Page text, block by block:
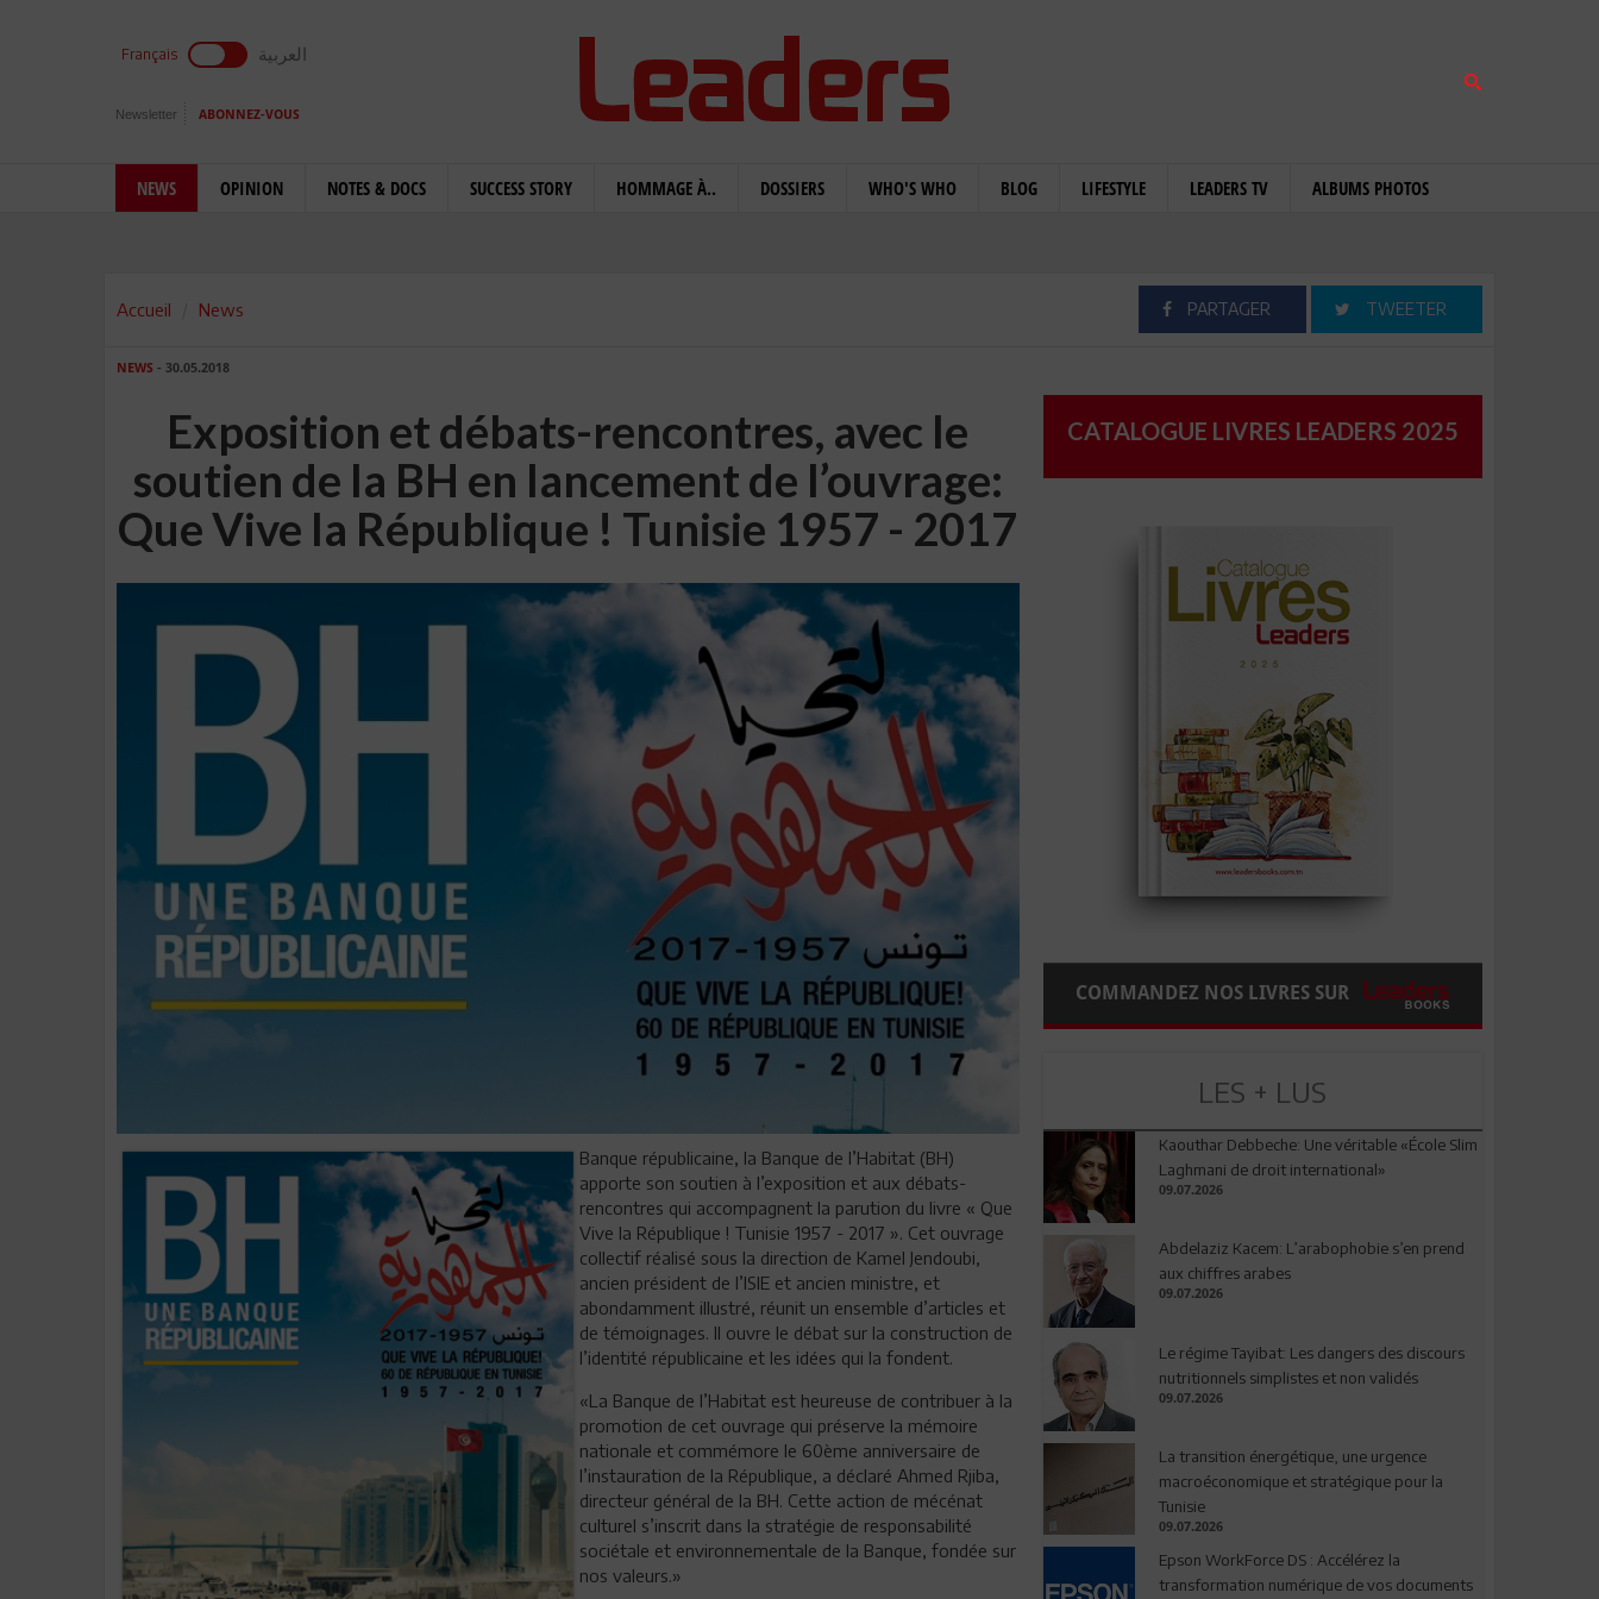
Français العربية
Newsletter ABONNEZ-VOUS
NEWS OPINION NOTES & DOCS SUCCESS STORY HOMMAGE À.. DOSSIERS WHO'S WHO BLOG LIFESTYLE LEADERS TV ALBUMS PHOTOS
Accueil News PARTAGER TWEETER
NEWS - 30.05.2018
Exposition et débats-rencontres, avec le
soutien de la BH en lancement de l’ouvrage:
Que Vive la République ! Tunisie 1957 - 2017
Banque républicaine, la Banque de l’Habitat (BH)
apporte son soutien à l’exposition et aux débats-
rencontres qui accompagnent la parution du livre « Que
Vive la République ! Tunisie 1957 - 2017 ». Cet ouvrage
collectif réalisé sous la direction de Kamel Jendoubi,
ancien président de l’ISIE et ancien ministre, et
abondamment illustré, réunit un ensemble d’articles et
de témoignages. Il ouvre le débat sur la construction de
l’identité républicaine et les idées qui la fondent.
«La Banque de l’Habitat est heureuse de contribuer à la
promotion de cet ouvrage qui préserve la mémoire
nationale et commémore le 60ème anniversaire de
l’instauration de la République, a déclaré Ahmed Rjiba,
directeur général de la BH. Cette action de mécénat
culturel s’inscrit dans la stratégie de responsabilité
sociétale et environnementale de la Banque, fondée sur
nos valeurs.»
CATALOGUE LIVRES LEADERS 2025
COMMANDEZ NOS LIVRES SUR
LES + LUS
Kaouthar Debbeche: Une véritable «École Slim
Laghmani de droit international»
09.07.2026
Abdelaziz Kacem: L’arabophobie s’en prend
aux chiffres arabes
09.07.2026
Le régime Tayibat: Les dangers des discours
nutritionnels simplistes et non validés
09.07.2026
La transition énergétique, une urgence
macroéconomique et stratégique pour la
Tunisie
09.07.2026
Epson WorkForce DS : Accélérez la
transformation numérique de vos documents